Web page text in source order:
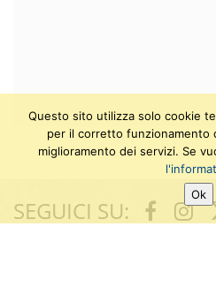
SEGUICI SU:
I
Questo sito utilizza solo cookie
per il corretto funzionamento
miglioramento dei servizi. Se
Ok